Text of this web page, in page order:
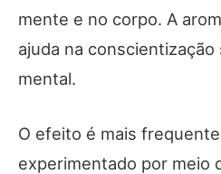
mente e no corpo. A
ajuda na conscientização
mental.
O efeito é mais
experimentado por meio